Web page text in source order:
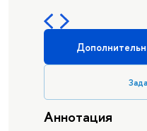
Аннотация